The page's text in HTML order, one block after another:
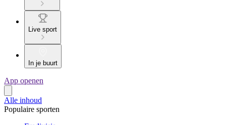
Live sport
In je buurt
App openen
Alle inhoud
Populaire sporten